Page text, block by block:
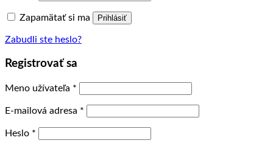
Zapamätať si ma Prihlásiť
Zabudli ste heslo?
Registrovať sa
Meno užívateľa *
E-mailová adresa *
Heslo *